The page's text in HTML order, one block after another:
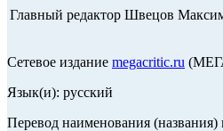
Главный редактор Швецов
Сетевое издание megacritic.ru
Язык(и): русский
Перевод наименования (названия)